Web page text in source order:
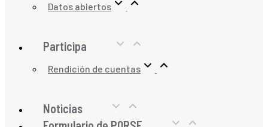
Datos abiertos
Participa
Rendición de cuentas
Noticias